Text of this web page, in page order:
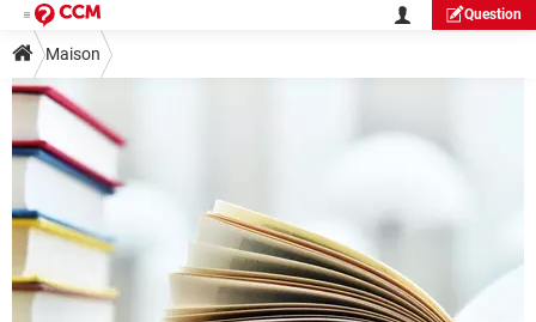
Question
Maison